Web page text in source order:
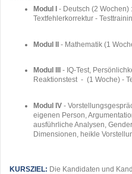
Modul I - Deutsch (2 Wochen)
Textfehlerkorrektur -
Modul II - Mathematik (1
Modul III
- IQ-Test,
Reaktionstest - (1 Woche) -
Modul IV -
eigenen Person,
ausführliche Analysen,
Dimensionen, heikle
KURSZIEL: Die Kandidaten und